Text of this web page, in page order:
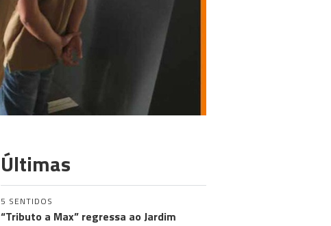
Últimas
5 SENTIDOS
“Tributo a Max” regressa ao Jardim